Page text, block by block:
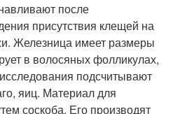
после
присутствия клещей на
Железница имеет размеры
в волосяных фолликулах,
подсчитывают
яиц. Материал для
соскоба. Его производят